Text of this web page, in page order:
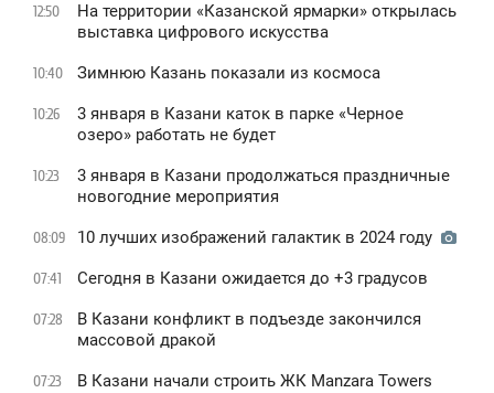
12:50
На территории «Казанской ярмарки» открылась
выставка цифрового искусства
10:40 Зимнюю Казань показали из космоса
10:26
3 января в Казани каток в парке «Черное
oзеро» работать не будет
10:23
3 января в Казани продолжаться праздничные
новогодние мероприятия
08:09 10 лучших изображений галактик в 2024 году
07:41 Сегодня в Казани ожидается до +3 градусов
07:28
В Казани конфликт в подъезде закончился
массовой дракой
07:23 В Казани начали строить ЖК Manzara Towers